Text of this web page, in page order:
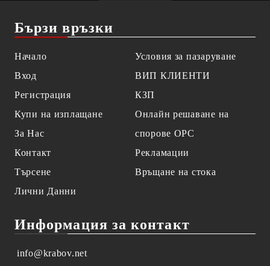
Бързи връзки
Начало
Вход
Регистрация
Купи на изплащане
За Нас
Контакт
Търсене
Лични Данни
Условия за пазаруване
ВИП КЛИЕНТИ
КЗП
Онлайн решаване на
спорове OPC
Рекламации
Връщане на стока
Информация за контакт
info@krabov.net